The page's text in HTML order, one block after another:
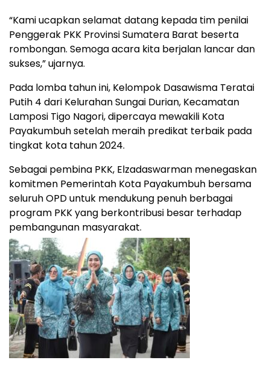
“Kami ucapkan selamat datang kepada tim penilai
Penggerak PKK Provinsi Sumatera Barat beserta
rombongan. Semoga acara kita berjalan lancar dan
sukses,” ujarnya.
Pada lomba tahun ini, Kelompok Dasawisma Teratai
Putih 4 dari Kelurahan Sungai Durian, Kecamatan
Lamposi Tigo Nagori, dipercaya mewakili Kota
Payakumbuh setelah meraih predikat terbaik pada
tingkat kota tahun 2024.
Sebagai pembina PKK, Elzadaswarman menegaskan
komitmen Pemerintah Kota Payakumbuh bersama
seluruh OPD untuk mendukung penuh berbagai
program PKK yang berkontribusi besar terhadap
pembangunan masyarakat.